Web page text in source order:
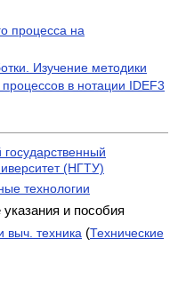
процесса на
Изучение методики
в нотации IDEF3
(НГТУ)
технологии
и пособия
выч. техника (Технические